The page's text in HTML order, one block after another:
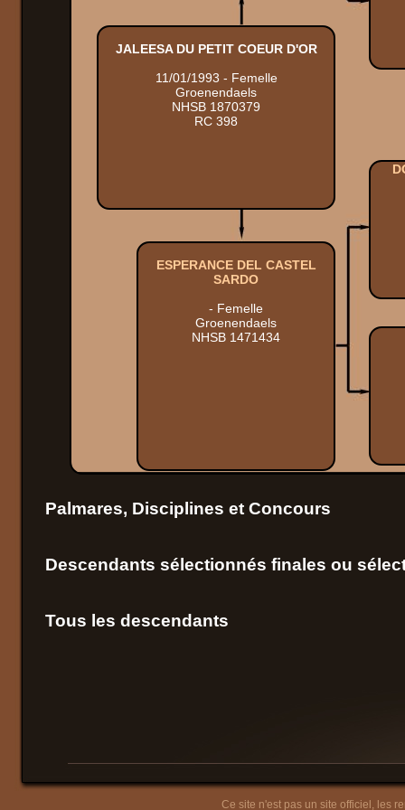
JALEESA DU PETIT COEUR D'OR
11/01/1993 - Femelle
Groenendaels
NHSB 1870379
RC 398
ESPERANCE DEL CASTEL
SARDO
- Femelle
Groenendaels
NHSB 1471434
Palmares, Disciplines et Concours
Descendants sélectionnés finales ou
Tous les descendants
Ce site n'est pas un site officiel, les